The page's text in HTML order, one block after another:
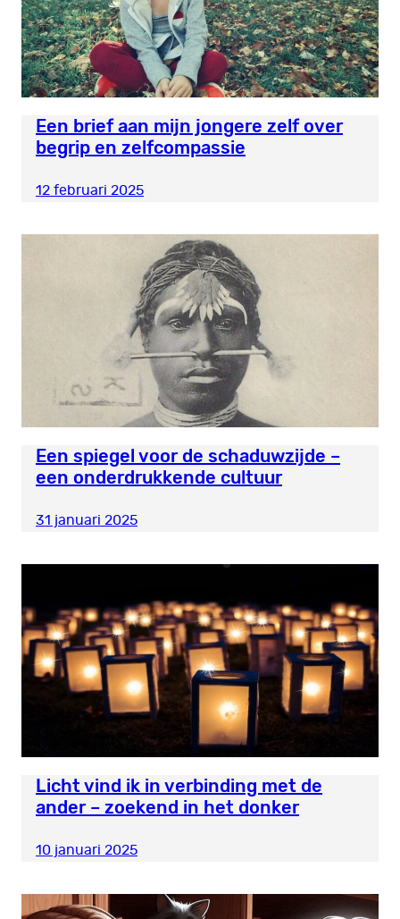
Een brief aan mijn jongere zelf over
begrip en zelfcompassie
12 februari 2025
Een spiegel voor de schaduwzijde –
een onderdrukkende cultuur
31 januari 2025
Licht vind ik in verbinding met de
ander – zoekend in het donker
10 januari 2025